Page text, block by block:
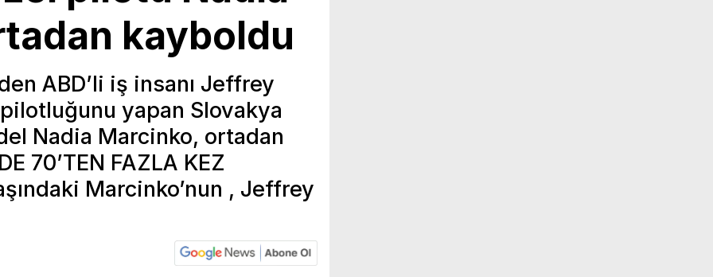
kayboldu
ABD’li iş insanı Jeffrey
yapan Slovakya
Nadia Marcinko, ortadan
70’TEN FAZLA KEZ
Marcinko’nun , Jeffrey